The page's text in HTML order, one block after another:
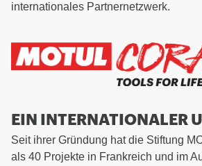
internationales Partnernetzwerk.
EIN INTERNATIONALER
Seit ihrer Gründung hat die Stiftung
als 40 Projekte in Frankreich und im